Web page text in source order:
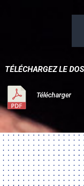
TÉLÉCHARGEZ LE
Télécharger